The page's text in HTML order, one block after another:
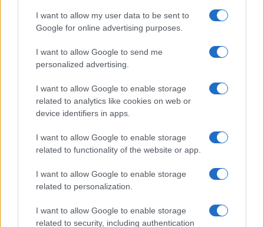
I want to allow my user data to be sent to
Google for online advertising purposes.
I want to allow Google to send me
personalized advertising.
I want to allow Google to enable storage
related to analytics like cookies on web or
device identifiers in apps.
I want to allow Google to enable storage
related to functionality of the website or app.
I want to allow Google to enable storage
related to personalization.
I want to allow Google to enable storage
related to security, including authentication
che nelle ultime ore sta guadagnando sempre più
consensi e che viene già definito da alcuni come
di consegne a Downing Street potrebbe
concretizzarsi già a metà luglio. Intanto
Farageha chiesto immediate elezioni generali
anticipate.
Sul suo futuro politico non si sbilancia. Secondo i
media britannici, quasi sull’orlo delle lacrime,
Starmer si è rivolto alla moglieVictoria,
la sua
“roccia”, e ha spiegato “quando lascerò l’incarico
più importante del Paese, dedicherò più tempo al
lavoro più importante: essere il miglior marito